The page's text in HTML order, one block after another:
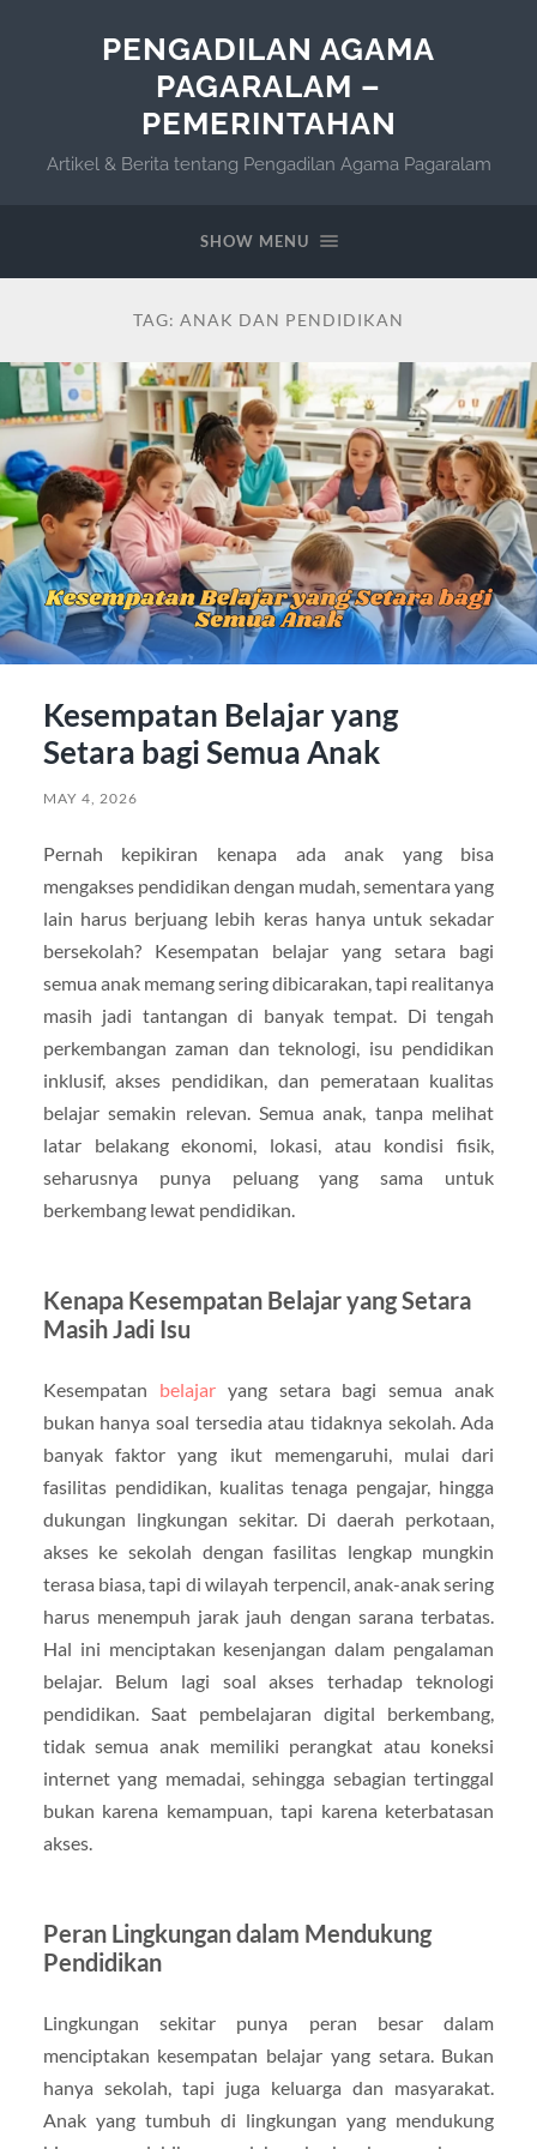
PENGADILAN AGAMA
PAGARALAM –
PEMERINTAHAN
Artikel & Berita tentang Pengadilan Agama Pagaralam
SHOW MENU
TAG: ANAK DAN PENDIDIKAN
Kesempatan Belajar yang
Setara bagi Semua Anak
MAY 4, 2026
Pernah kepikiran kenapa ada anak yang bisa
mengakses pendidikan dengan mudah, sementara yang
lain harus berjuang lebih keras hanya untuk sekadar
bersekolah? Kesempatan belajar yang setara bagi
semua anak memang sering dibicarakan, tapi realitanya
masih jadi tantangan di banyak tempat. Di tengah
perkembangan zaman dan teknologi, isu pendidikan
inklusif, akses pendidikan, dan pemerataan kualitas
belajar semakin relevan. Semua anak, tanpa melihat
latar belakang ekonomi, lokasi, atau kondisi fisik,
seharusnya punya peluang yang sama untuk
berkembang lewat pendidikan.
Kenapa Kesempatan Belajar yang Setara
Masih Jadi Isu
Kesempatan belajaryang setara bagi semua anak
bukan hanya soal tersedia atau tidaknya sekolah. Ada
banyak faktor yang ikut memengaruhi, mulai dari
fasilitas pendidikan, kualitas tenaga pengajar, hingga
dukungan lingkungan sekitar. Di daerah perkotaan,
akses ke sekolah dengan fasilitas lengkap mungkin
terasa biasa, tapi di wilayah terpencil, anak-anak sering
harus menempuh jarak jauh dengan sarana terbatas.
Hal ini menciptakan kesenjangan dalam pengalaman
belajar. Belum lagi soal akses terhadap teknologi
pendidikan. Saat pembelajaran digital berkembang,
tidak semua anak memiliki perangkat atau koneksi
internet yang memadai, sehingga sebagian tertinggal
bukan karena kemampuan, tapi karena keterbatasan
akses.
Peran Lingkungan dalam Mendukung
Pendidikan
Lingkungan sekitar punya peran besar dalam
menciptakan kesempatan belajar yang setara. Bukan
hanya sekolah, tapi juga keluarga dan masyarakat.
Anak yang tumbuh di lingkungan yang mendukung